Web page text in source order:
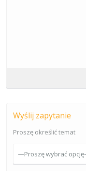
Wyślij zapytanie
Proszę określić temat